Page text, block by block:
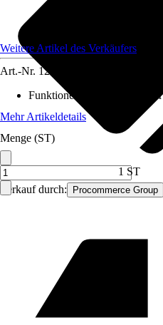
Verkauf durch: Procommerce Group
Weitere Artikel des Verkäufers
Art.-Nr. 12461898
Funktionen
Höhenverstellbar
Mehr Artikeldetails
Menge (ST)
1 ST